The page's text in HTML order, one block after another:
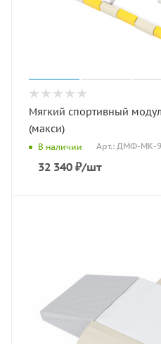
Мягкий спортивный
(макси)
В наличии Арт.: ДМФ-МК-
32 340 ₽/шт